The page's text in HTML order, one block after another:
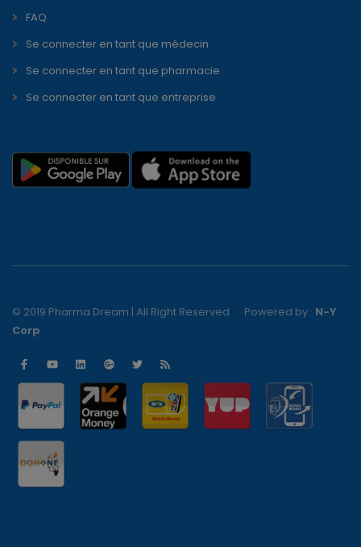
FAQ
Se connecter en tant que médecin
Se connecter en tant que pharmacie
Se connecter en tant que entreprise
© 2019 Pharma Dream | All Right Reserved Powered by : N-Y
Corp